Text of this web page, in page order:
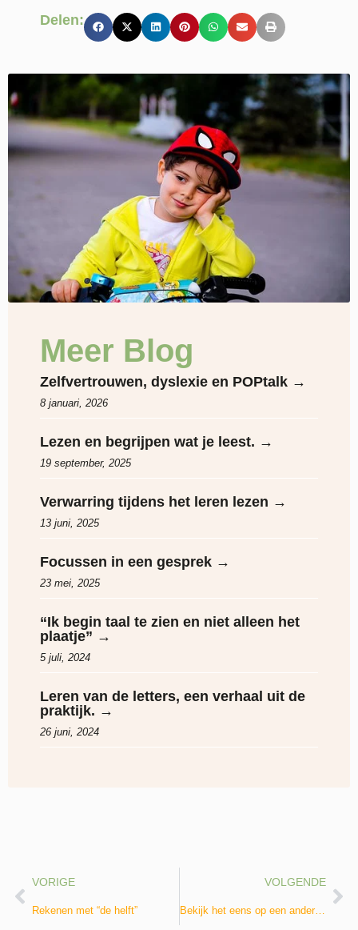
Delen:
Meer Blog
Zelfvertrouwen, dyslexie en POPtalk →
8 januari, 2026
Lezen en begrijpen wat je leest. →
19 september, 2025
Verwarring tijdens het leren lezen →
13 juni, 2025
Focussen in een gesprek →
23 mei, 2025
“Ik begin taal te zien en niet alleen het
plaatje” →
5 juli, 2024
Leren van de letters, een verhaal uit de
praktijk. →
26 juni, 2024
VORIGE
Rekenen met “de helft”
VOLGENDE
Bekijk het eens op een andere manier.